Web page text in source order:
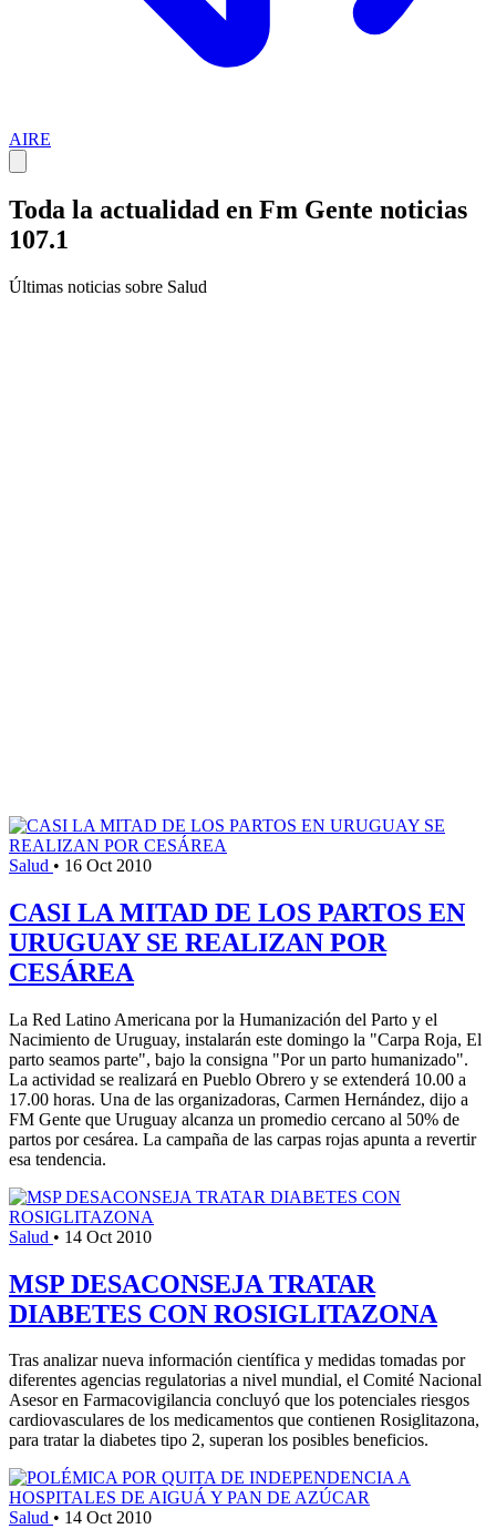
AIRE
Toda la actualidad en Fm Gente noticias
107.1
Últimas noticias sobre Salud
Salud • 16 Oct 2010
CASI LA MITAD DE LOS PARTOS EN
URUGUAY SE REALIZAN POR
CESÁREA
La Red Latino Americana por la Humanización del Parto y el
Nacimiento de Uruguay, instalarán este domingo la "Carpa Roja, El
parto seamos parte", bajo la consigna "Por un parto humanizado".
La actividad se realizará en Pueblo Obrero y se extenderá 10.00 a
17.00 horas. Una de las organizadoras, Carmen Hernández, dijo a
FM Gente que Uruguay alcanza un promedio cercano al 50% de
partos por cesárea. La campaña de las carpas rojas apunta a revertir
esa tendencia.
Salud • 14 Oct 2010
MSP DESACONSEJA TRATAR
DIABETES CON ROSIGLITAZONA
Tras analizar nueva información científica y medidas tomadas por
diferentes agencias regulatorias a nivel mundial, el Comité Nacional
Asesor en Farmacovigilancia concluyó que los potenciales riesgos
cardiovasculares de los medicamentos que contienen Rosiglitazona,
para tratar la diabetes tipo 2, superan los posibles beneficios.
Salud • 14 Oct 2010